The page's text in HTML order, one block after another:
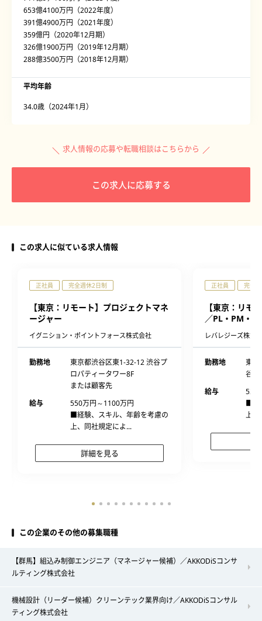
653億4100万円（2022年度）
391億4900万円（2021年度）
359億円（2020年12月期）
326億1900万円（2019年12月期）
288億3500万円（2018年12月期）
平均年齢
34.0歳（2024年1月）
求人情報の応募や転職相談はこちらから
この求人に応募する
この求人に似ている求人情報
正社員 完全週休2日制
【東京：リモート】プロジェクトマネ
ージャー
イグニション・ポイントフォース株式会社
勤務地
東京都渋谷区東1-32-12 渋谷プ
ロパティータワー8F
または顧客先
給与
550万円～1100万円
■経験、スキル、年齢を考慮の
上、同社規定によ...
詳細を見る
正社員 完全
【東京：リモ
／PL・PM・
レバレジーズ株式
勤務地
東京
谷金
給与
520
■経
上、
この企業のその他の募集職種
【群馬】組込み制御エンジニア（マネージャー候補）／AKKODiSコンサ
ルティング株式会社
機械設計（リーダー候補）クリーンテック業界向け／AKKODiSコンサル
ティング株式会社